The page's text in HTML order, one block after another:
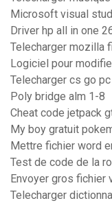
Microsoft visual
Driver hp all in one
Telecharger mozilla
Logiciel pour
Telecharger cs go
Poly bridge alm 1-8
Cheat code jetpack
My boy gratuit
Mettre fichier word
Test de code de la
Envoyer gros fichier
Telecharger